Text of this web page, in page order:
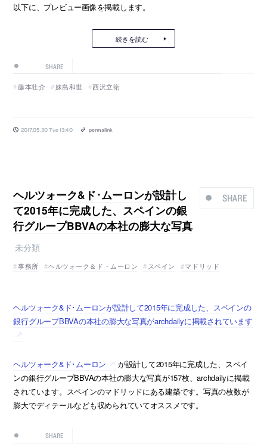
以下に、プレビュー画像を掲載します。
続きを読む
SHARE
藤本壮介 妹島和世 西沢立衛
2017.05.30 Tue 13:40 permalink
SHARE
ヘルツォーク&ド･ムーロンが設計し
て2015年に完成した、スペインの銀
行グループBBVAの本社の膨大な写真
未分類
事務所
ヘルツォーク＆ド・ムーロン スペイン マドリッド
ヘルツォーク&ド･ムーロンが設計して2015年に完成した、スペインの
銀行グループBBVAの本社の膨大な写真がarchdailyに掲載されています
ヘルツォーク&ド･ムーロン
が設計して2015年に完成した、スペイ
ンの銀行グループBBVAの本社の膨大な写真が157枚、archdailyに掲載
されています。スペインのマドリッドにある建築です。写真の枚数が
膨大でディテールなども収められていてオススメです。
SHARE